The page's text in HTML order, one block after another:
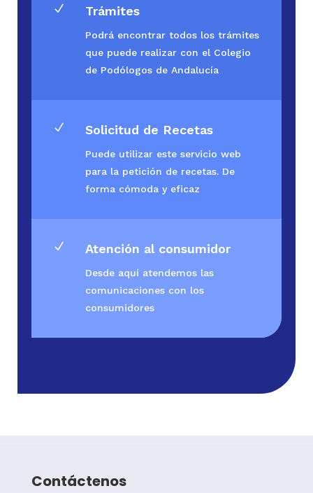
N Trámites
Podrá encontrar todos los trámites
que puede realizar con el Colegio
de Podólogos de Andalucía
N Solicitud de Recetas
Puede utilizar este servicio web
para la petición de recetas. De
forma cómoda y eficaz
N Atención al consumidor
Desde aquí atendemos las
comunicaciones con los
consumidores
Contáctenos